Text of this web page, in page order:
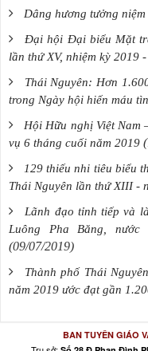
Dâng hương tưởng
Đại hội Đại biểu Mặt
lần thứ XV, nhiệm kỳ 2019
Thái Nguyên: Hơn
trong Ngày hội hiến máu
Hội Hữu nghị Việt Nam
vụ 6 tháng cuối năm 2019
129 thiếu nhi tiêu biểu
Thái Nguyên lần thứ XIII -
Lãnh đạo tỉnh tiếp và
Luông Pha Băng,
(09/07/2019)
Thành phố Thái
năm 2019 ước đạt gần
BAN TUYÊN GIÁO